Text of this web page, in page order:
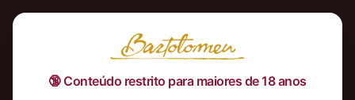
🔞 Conteúdo restrito para maiores de 18 anos